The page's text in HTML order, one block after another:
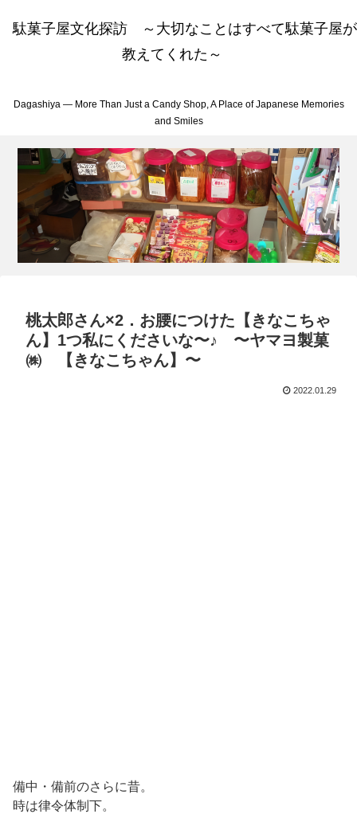
駄菓子屋文化探訪 ～大切なことはすべて駄菓子屋が
教えてくれた～
Dagashiya — More Than Just a Candy Shop, A Place of Japanese Memories
and Smiles
桃太郎さん×2．お腰につけた【きなこちゃ
ん】1つ私にくださいな〜♪ 〜ヤマヨ製菓
㈱ 【きなこちゃん】〜
2022.01.29
備中・備前のさらに昔。
時は律令体制下。